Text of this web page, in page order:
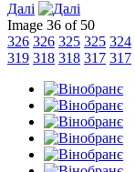
Далі
Image 36 of 50
326 326 325 325 324
319 318 318 317 317